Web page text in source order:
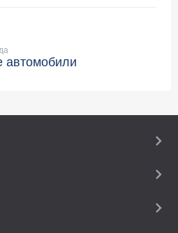
автомобили